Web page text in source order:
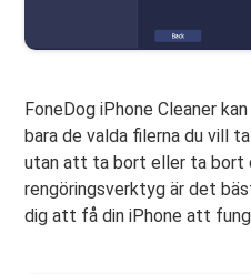
FoneDog iPhone Cleaner
bara de valda filerna du vill
utan att ta bort eller ta bort
rengöringsverktyg är det
dig att få din iPhone att